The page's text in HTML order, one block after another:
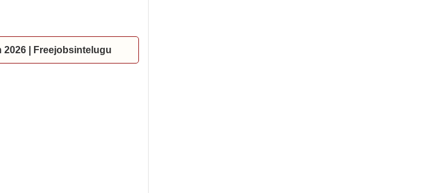
| Freejobsintelugu